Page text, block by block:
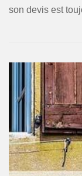
son devis est